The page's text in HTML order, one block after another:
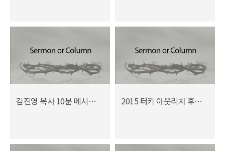
김진영 목사 10분 메시지 (3월 2015년) 2015 터키 아웃리치 후원요청